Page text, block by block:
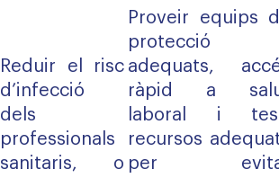
Reduir el risc
d’infecció
dels
professionals
sanitaris, o
Proveir equips
protecció
adequats,
ràpid a
laboral i
recursos
per